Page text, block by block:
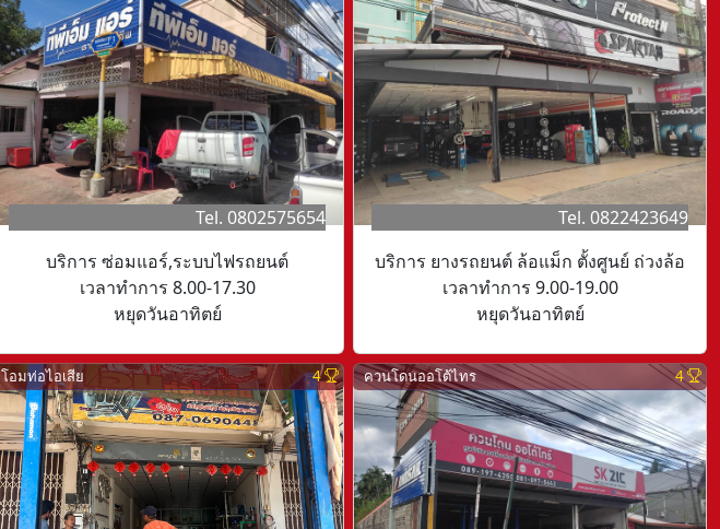
Tel. 0802575654
บริการ ซ่อมแอร์,ระบบไฟรถยนต์
เวลาทำการ 8.00-17.30
หยุดวันอาทิตย์
Tel. 0822423649
บริการ ยางรถยนต์ ล้อแม็ก ตั้งศูนย์ ถ่วงล้อ
เวลาทำการ 9.00-19.00
หยุดวันอาทิตย์
โอมท่อไอเสีย 4 ควนโดนออโต้ไทร 4